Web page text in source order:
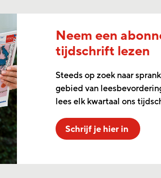
Neem een
tijdschrift lezen
Steeds op zoek naar
gebied van
lees elk kwartaal ons
Schrijf je hier in